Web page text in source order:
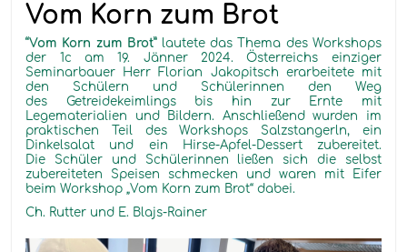
Vom Korn zum Brot
“Vom Korn zum Brot” lautete das Thema des Workshops
der 1c am 19. Jänner 2024. Österreichs einziger
Seminarbauer Herr Florian Jakopitsch erarbeitete mit
den Schülern und Schülerinnen den Weg
des Getreidekeimlings bis hin zur Ernte mit
Legematerialien und Bildern. Anschließend wurden im
praktischen Teil des Workshops Salzstangerln, ein
Dinkelsalat und ein Hirse-Apfel-Dessert zubereitet.
Die Schüler und Schülerinnen ließen sich die selbst
zubereiteten Speisen schmecken und waren mit Eifer
beim Workshop „Vom Korn zum Brot“ dabei.
Ch. Rutter und E. Blajs-Rainer